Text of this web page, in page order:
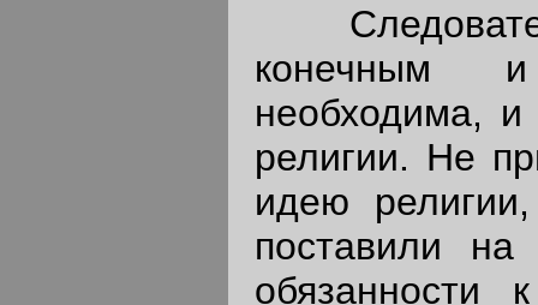
конечным
необходима, и
религии. Не
идею
поставили
обязанности